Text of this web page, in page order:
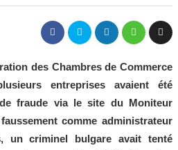
des Chambres de Commerce
entreprises avaient été
fraude via le site du Moniteur
comme administrateur
un criminel bulgare avait tenté